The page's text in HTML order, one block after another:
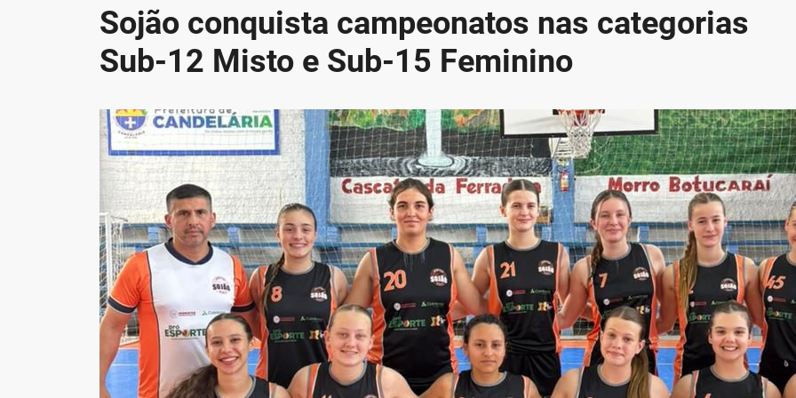
Sojão conquista campeonatos nas categorias
Sub-12 Misto e Sub-15 Feminino